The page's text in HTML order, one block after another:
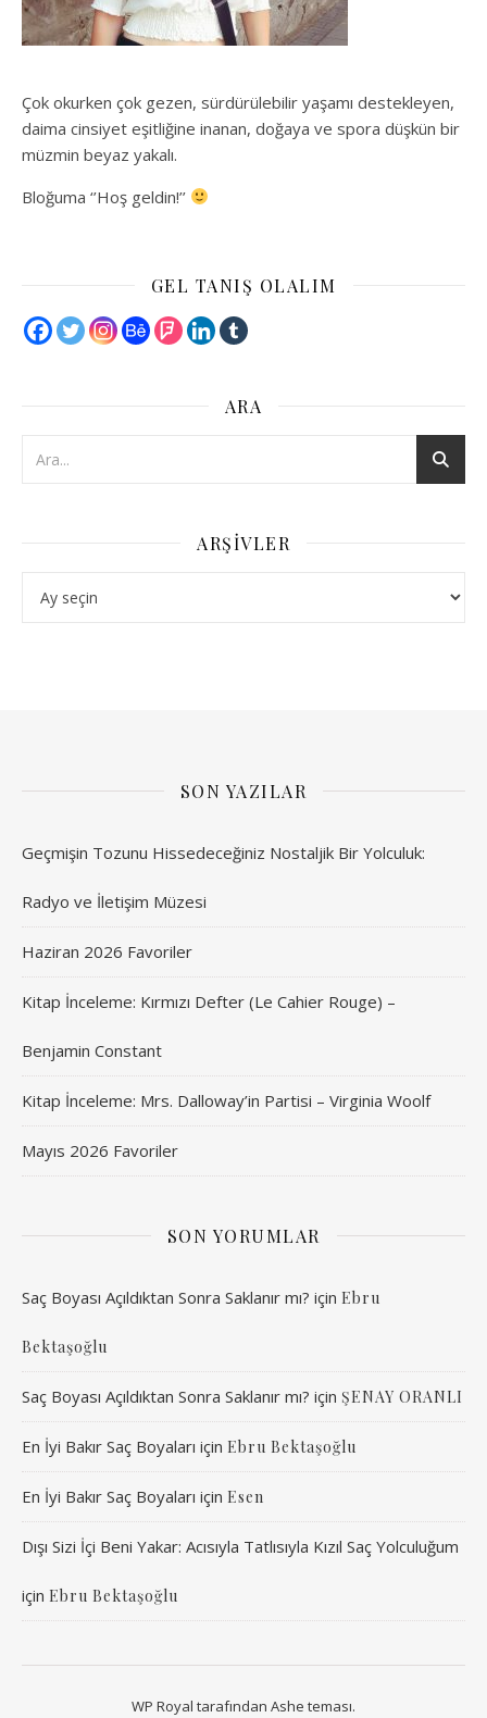
Çok okurken çok gezen, sürdürülebilir yaşamı destekleyen,
daima cinsiyet eşitliğine inanan, doğaya ve spora düşkün bir
müzmin beyaz yakalı.
Bloğuma ‘’Hoş geldin!’’
GEL TANIŞ OLALIM
ARA
ARŞIVLER
SON YAZILAR
Geçmişin Tozunu Hissedeceğiniz Nostaljik Bir Yolculuk:
Radyo ve İletişim Müzesi
Haziran 2026 Favoriler
Kitap İnceleme: Kırmızı Defter (Le Cahier Rouge) –
Benjamin Constant
Kitap İnceleme: Mrs. Dalloway’in Partisi – Virginia Woolf
Mayıs 2026 Favoriler
SON YORUMLAR
Saç Boyası Açıldıktan Sonra Saklanır mı? için Ebru
Bektaşoğlu
Saç Boyası Açıldıktan Sonra Saklanır mı? için ŞENAY ORANLI
En İyi Bakır Saç Boyaları için Ebru Bektaşoğlu
En İyi Bakır Saç Boyaları için Esen
Dışı Sizi İçi Beni Yakar: Acısıyla Tatlısıyla Kızıl Saç Yolculuğum
için Ebru Bektaşoğlu
WP Royal tarafından Ashe teması.